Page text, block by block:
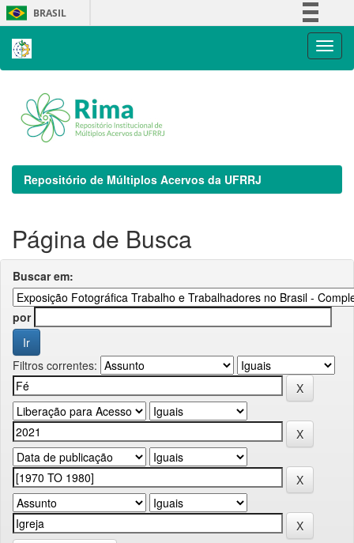
Skip
navigation
BRASIL
Repositório de Múltiplos Acervos da UFRRJ
Página de Busca
Buscar em:
por
Filtros correntes: